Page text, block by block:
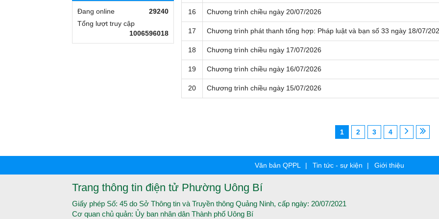
Đang online
29240
Tổng lượt truy cập
1006596018
16 Chương trình chiều ngày 20/07/2026
17 Chương trình phát thanh tổng hợp: Pháp luật và bạn số 33 ngày 18/07/
18 Chương trình chiều ngày 17/07/2026
19 Chương trình chiều ngày 16/07/2026
20 Chương trình chiều ngày 15/07/2026
1 2 3 4
Văn bản QPPL Tin tức - sự kiện Giới thiệu
Trang thông tin điện tử Phường Uông Bí
Giấy phép Số: 45 do Sở Thông tin và Truyền thông Quảng Ninh, cấp ngày: 20/07/2021
Cơ quan chủ quản: Ủy ban nhân dân Thành phố Uông Bí